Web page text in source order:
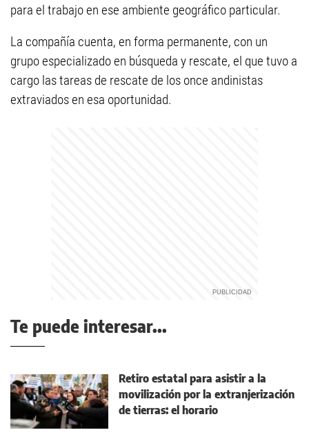
para el trabajo en ese ambiente geográfico particular.
La compañía cuenta, en forma permanente, con un
grupo especializado en búsqueda y rescate, el que tuvo a
cargo las tareas de rescate de los once andinistas
extraviados en esa oportunidad.
Te puede interesar...
Retiro estatal para asistir a la
movilización por la extranjerización
de tierras: el horario